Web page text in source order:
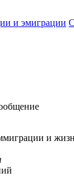
и эмиграции
и